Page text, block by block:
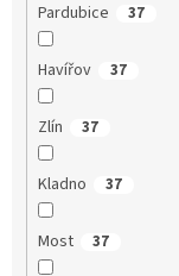
Pardubice 37
Havířov 37
Zlín 37
Kladno 37
Most 37